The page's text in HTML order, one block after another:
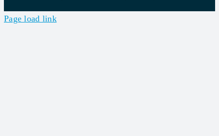
Page load link